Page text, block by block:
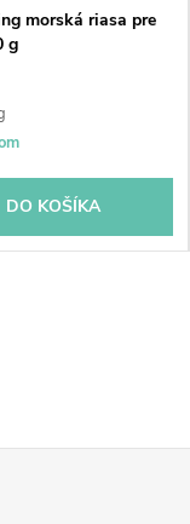
morská riasa pre
g
DO KOŠÍKA